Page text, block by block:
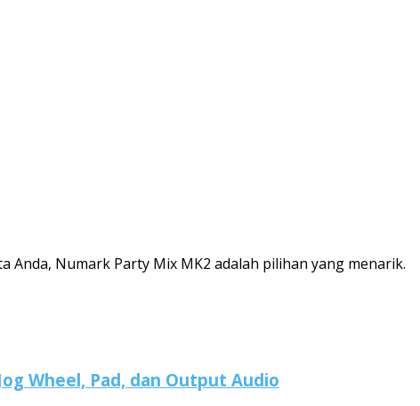
Numark Party Mix MK2 adalah pilihan yang menarik.
Wheel, Pad, dan Output Audio